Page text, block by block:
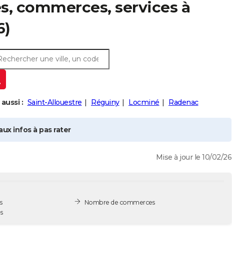
commerces, services à
: Saint-Allouestre Réguiny Locminé Radenac
infos à pas rater
Mise à jour le 10/02/26
Nombre de commerces